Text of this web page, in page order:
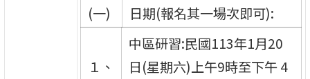
(一)
日期(報名其一場次即可):
１、
中區研習:民國113年1月20
日(星期六)上午9時至下午 4